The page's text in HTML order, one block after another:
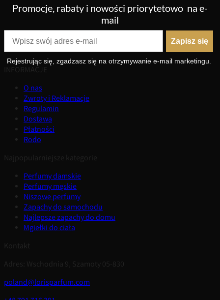
Promocje, rabaty i nowości priorytetowo na e-
mail
Zapisz się
Rejestrując się, zgadzasz się na otrzymywanie e-mail marketingu.
INFORMACJE
O nas
Zwroty i Reklamacje
Regulamin
Dostawa
Płatności
Rodo
Najpopularniejsze kategorie
Perfumy damskie
Perfumy męskie
Niszowe perfumy
Zapachy do samochodu
Najlepsze zapachy do domu
Mgiełki do ciała
Kontakt
Adres: Wschodnia 9, Szamoty 05-830
poland@lorisparfum.com